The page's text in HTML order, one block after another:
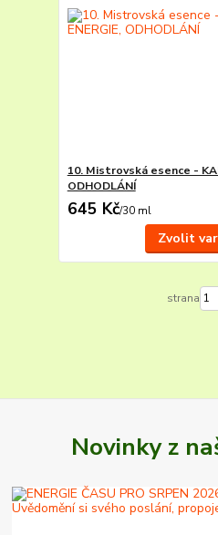
10. Mistrovská esence -
ODHODLÁNÍ
645 Kč/30 ml
Zvolit
strana
Novinky z